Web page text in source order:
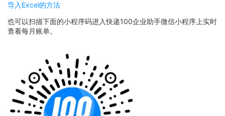
导入Excel的方法
也可以扫描下面的小程序码进入快递100企业助手微信小程序上实时
查看每月账单。